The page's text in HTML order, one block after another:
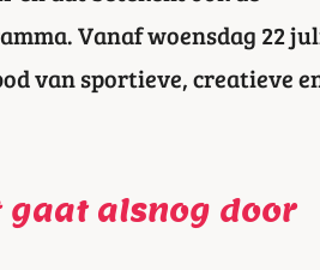
Vanaf woensdag 22
van sportieve, creatieve
gaat alsnog door